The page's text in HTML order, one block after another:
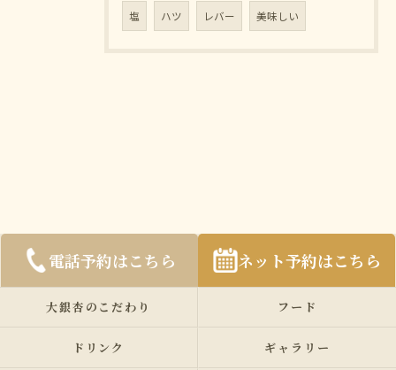
塩 ハツ レバー 美味しい
電話予約はこちら ネット予約はこちら
大銀杏のこだわり フード
ドリンク ギャラリー